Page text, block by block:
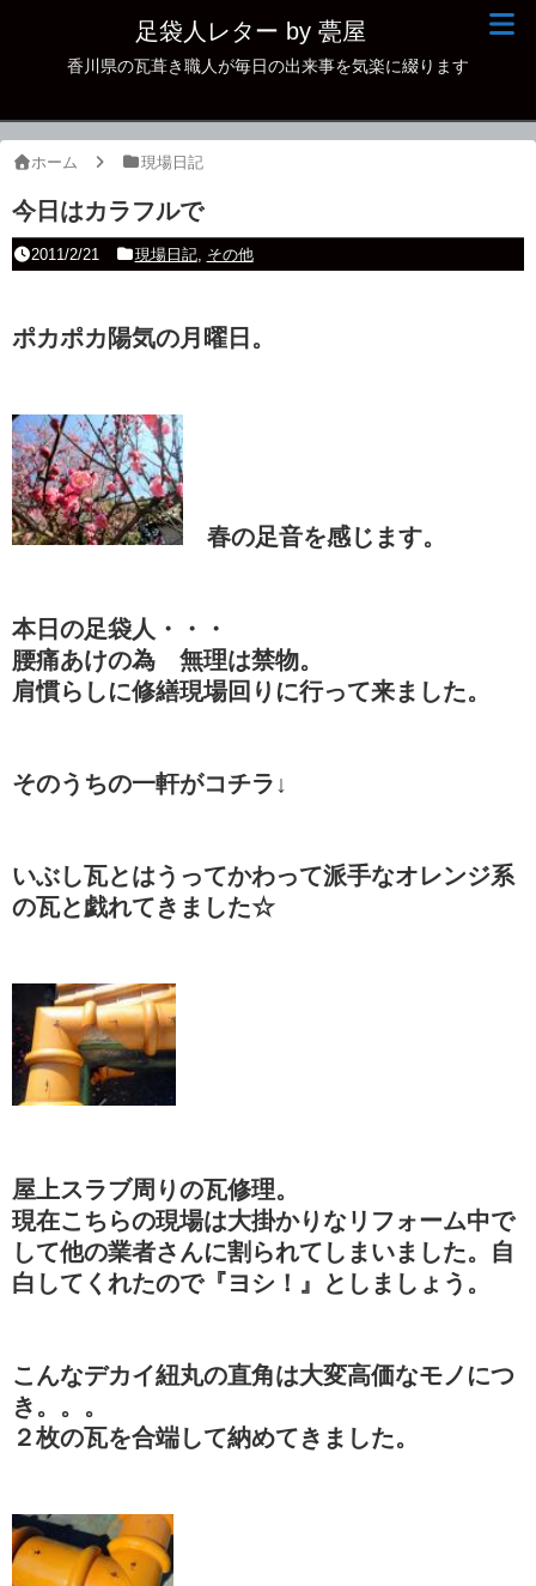
足袋人レター by 甍屋
香川県の瓦葺き職人が毎日の出来事を気楽に綴ります
ホーム 現場日記
今日はカラフルで
2011/2/21 現場日記, その他
ポカポカ陽気の月曜日。
春の足音を感じます。
本日の足袋人・・・
腰痛あけの為 無理は禁物。
肩慣らしに修繕現場回りに行って来ました。
そのうちの一軒がコチラ↓
いぶし瓦とはうってかわって派手なオレンジ系
の瓦と戯れてきました☆
屋上スラブ周りの瓦修理。
現在こちらの現場は大掛かりなリフォーム中で
して他の業者さんに割られてしまいました。自
白してくれたので『ヨシ！』としましょう。
こんなデカイ紐丸の直角は大変高価なモノにつ
き。。。
２枚の瓦を合端して納めてきました。
現場日記
古瓦
本日の一品